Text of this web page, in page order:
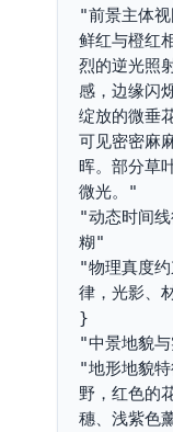
"前景主体
鲜红与橙红
烈的逆光照
感，边缘闪
绽放的微垂
可见密密麻
晖。部分草
微光。"
"动态时间
糊"
"物理真度
律，光影、
}
"中景地貌
"地形地貌
野，红色的
穗、浅紫色